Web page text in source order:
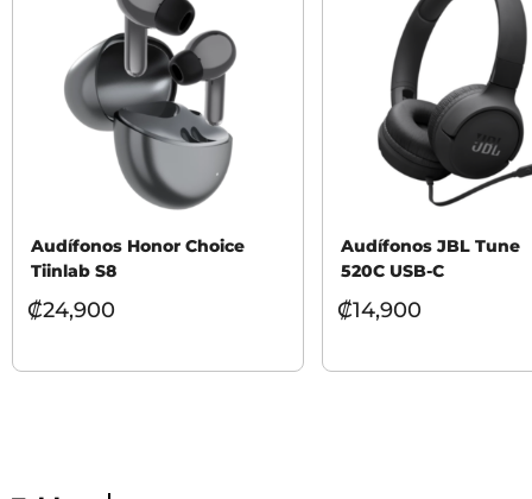
Audífonos Honor Choice
Tiinlab S8
₡24,900
Audífonos JBL Tune
520C USB-C
₡14,900